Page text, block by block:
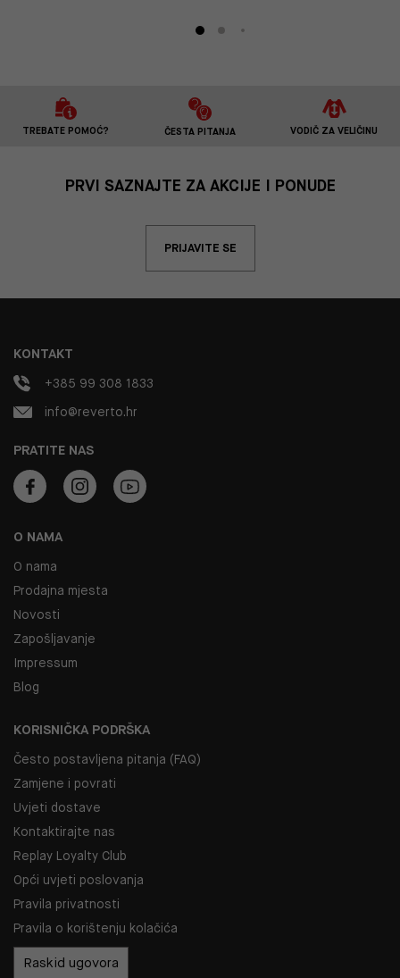
TREBATE POMOĆ? ČESTA PITANJA VODIČ ZA VELIČINU
PRVI SAZNAJTE ZA AKCIJE I PONUDE
PRIJAVITE SE
O NAMA
O nama
Prodajna mjesta
Novosti
Zapošljavanje
Impressum
Blog
KORISNIČKA PODRŠKA
Često postavljena pitanja (FAQ)
Zamjene i povrati
Uvjeti dostave
Kontaktirajte nas
Replay Loyalty Club
Opći uvjeti poslovanja
Pravila privatnosti
Pravila o korištenju kolačića
Raskid ugovora
PRATITE NAS
KONTAKT
+385 99 308 1833
info@reverto.hr